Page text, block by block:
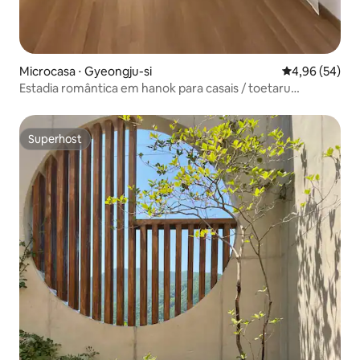
Microcasa ⋅ Gyeongju-si 4,96 de uma
4,96 (54)
Estadia romântica em hanok para casais / toetaru
Superhost
Superhost